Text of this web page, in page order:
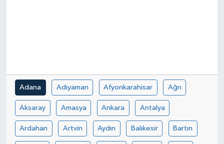
Adana Adıyaman Afyonkarahisar Ağrı
Aksaray Amasya Ankara Antalya
Ardahan Artvin Aydın Balıkesir Bartın